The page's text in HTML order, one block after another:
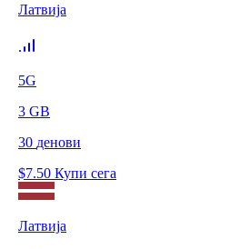
Латвија
5G
3 GB
30 денови
$7.50 Купи сега
Латвија